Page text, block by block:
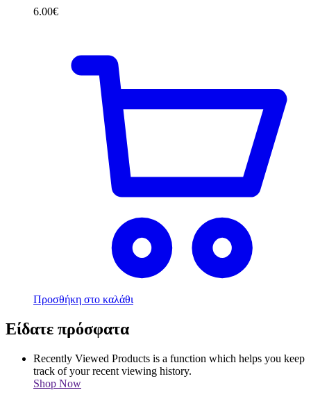
6.00€
Προσθήκη στο καλάθι
Είδατε πρόσφατα
Recently Viewed Products is a function which helps you keep
track of your recent viewing history.
Shop Now